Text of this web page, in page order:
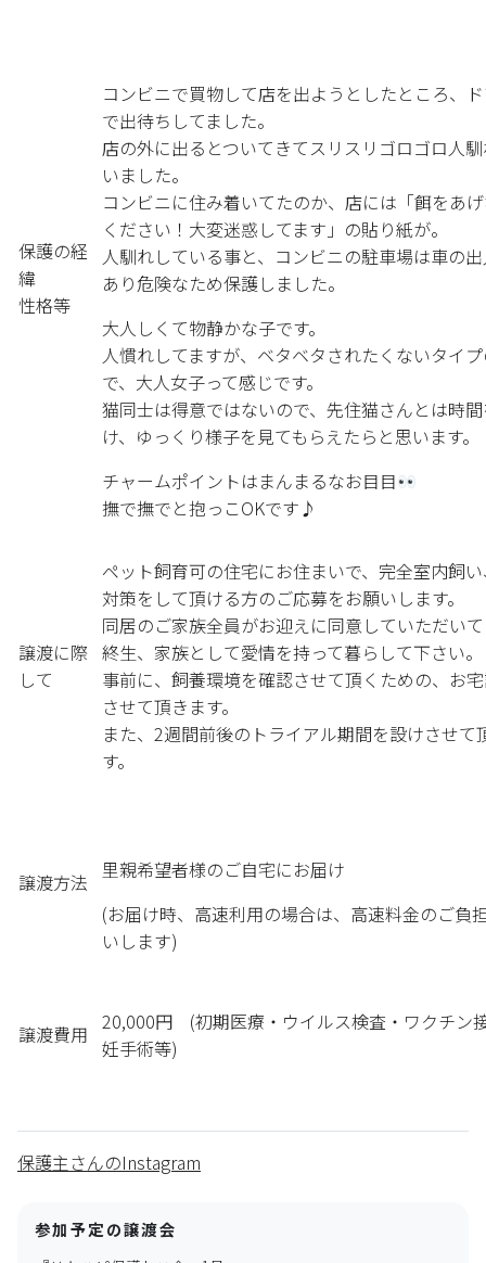
保護の経
緯
性格等
コンビニで買物して店を出ようとしたところ、
で出待ちしてました。
店の外に出るとついてきてスリスリゴロゴロ人
いました。
コンビニに住み着いてたのか、店には「餌をあ
ください！大変迷惑してます」の貼り紙が。
人馴れしている事と、コンビニの駐車場は車の
あり危険なため保護しました。
大人しくて物静かな子です。
人慣れしてますが、ベタベタされたくないタイ
で、大人女子って感じです。
猫同士は得意ではないので、先住猫さんとは時
け、ゆっくり様子を見てもらえたらと思います。
チャームポイントはまんまるなお目目
撫で撫でと抱っこOKです♪
譲渡に際
して
ペット飼育可の住宅にお住まいで、完全室内飼
対策をして頂ける方のご応募をお願いします。
同居のご家族全員がお迎えに同意していただい
終生、家族として愛情を持って暮らして下さい。
事前に、飼養環境を確認させて頂くための、お
させて頂きます。
また、2週間前後のトライアル期間を設けさせて
す。
譲渡方法
里親希望者様のご自宅にお届け
(お届け時、高速利用の場合は、高速料金のご負
いします)
譲渡費用 20,000円 (初期医療・ウイルス検査・ワクチン
妊手術等)
保護主さんのInstagram
参加予定の譲渡会